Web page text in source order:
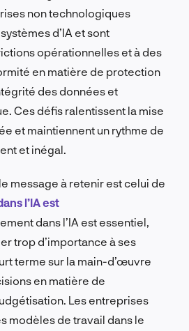
non technologiques
d’IA et sont
opérationnelles et à des
en matière de protection
des données et
Ces défis ralentissent la mise
et maintiennent un rythme de
et inégal.
message à retenir est celui de
l’IA est
dans l’IA est essentiel,
trop d’importance à ses
terme sur la main-d’œuvre
en matière de
Les entreprises
modèles de travail dans le